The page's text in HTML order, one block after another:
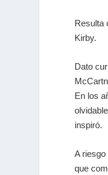
Resulta
Kirby.
Dato
En los
inspiró.
A
que